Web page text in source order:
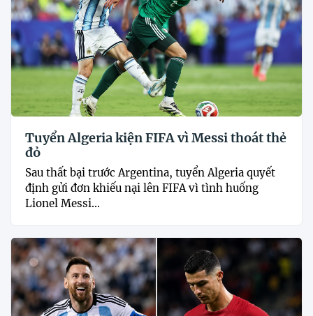
Tuyển Algeria kiện FIFA vì Messi thoát thẻ
đỏ
Sau thất bại trước Argentina, tuyển Algeria quyết
định gửi đơn khiếu nại lên FIFA vì tình huống
Lionel Messi...